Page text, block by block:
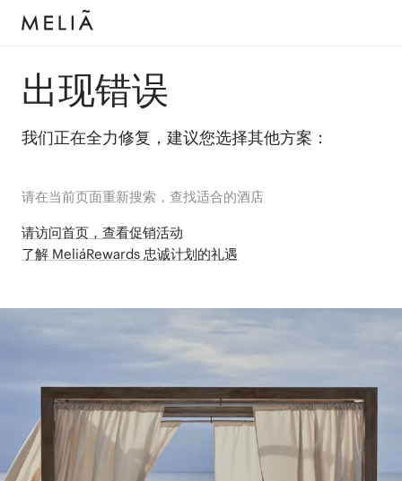
出现错误
我们正在全力修复，建议您选择其他方案：
请在当前页面重新搜索，查找适合的酒店
请访问首页，查看促销活动
了解 MeliáRewards 忠诚计划的礼遇